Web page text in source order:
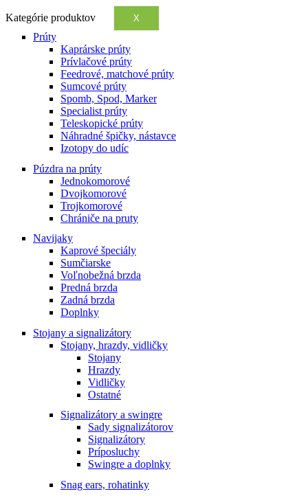
Kategórie produktov X
Prúty
Kaprárske prúty
Prívlačové prúty
Feedrové, matchové prúty
Sumcové prúty
Spomb, Spod, Marker
Specialist prúty
Teleskopické prúty
Náhradné špičky, nástavce
Izotopy do udíc
Púzdra na prúty
Jednokomorové
Dvojkomorové
Trojkomorové
Chrániče na pruty
Navijaky
Kaprové špeciály
Sumčiarske
Voľnobežná brzda
Predná brzda
Zadná brzda
Doplnky
Stojany a signalizátory
Stojany, hrazdy, vidličky
Stojany
Hrazdy
Vidličky
Ostatné
Signalizátory a swingre
Sady signalizátorov
Signalizátory
Príposluchy
Swingre a doplnky
Snag ears, rohatinky